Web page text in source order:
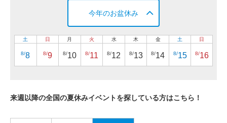
今年のお盆休み
土
8/8
日
8/9
月
8/10
火
8/11
水
8/12
木
8/13
金
8/14
土
8/15
日
8/16
来週以降の全国の夏休みイベントを探している方はこちら！